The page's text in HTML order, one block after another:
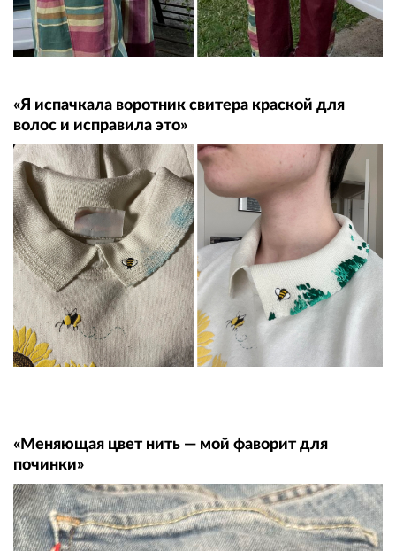
«Я испачкала воротник свитера краской для
волос и исправила это»
«Меняющая цвет нить — мой фаворит для
починки»